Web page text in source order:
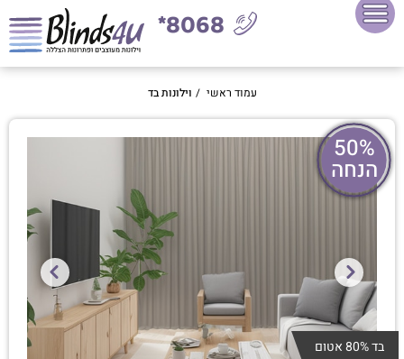
8068*
עמוד ראשי / וילונות בד
50%
הנחה
בד 80% אטום